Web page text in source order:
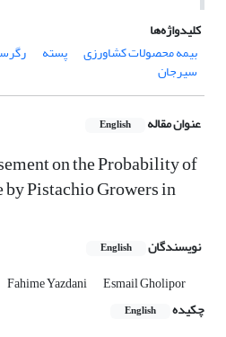
کلیدواژه‌ها
بیمه محصولات کشاورزی
پسته
سیرجان
عنوان مقاله English
on the Probability of
Pistachio Growers in
نویسندگان English
Fahime Yazdani
Esmail Gholipor
چکیده
English